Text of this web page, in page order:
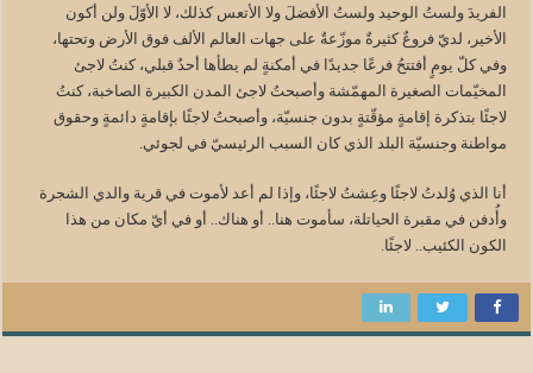
الفريدَ ولستُ الوحيد ولستُ الأفضلَ ولا الأتعس كذلك، لا الأوّلَ ولن أكون
الأخير، لديّ فروعٌ كثيرةٌ موزّعةٌ على جهات العالم الألف فوق الأرض وتحتها،
وفي كلّ يومٍ أفتتحُ فرعًا جديدًا في أمكنةٍ لم يطأها أحدٌ قبلي، كنتُ لاجئ
المخيّمات الصغيرة المهمّشة وأصبحتُ لاجئ المدن الكبيرة الصاخبة، كنتُ
لاجئًا بتذكرة إقامةٍ مؤقّتةٍ بدون جنسيّة، وأصبحتُ لاجئًا بإقامةٍ دائمةٍ وحقوق
مواطنة وجنسيّة البلد الذي كان السبب الرئيسيّ في لجوئي.
أنا الذي وُلدتُ لاجئًا وعِشتُ لاجئًا، وإذا لم أعد لأموت في قرية والدي الشجرة
وأُدفن في مقبرة الحياتلة، سأموت هنا.. أو هناك.. أو في أيّ مكان من هذا
الكون الكئيب.. لاجئًا.